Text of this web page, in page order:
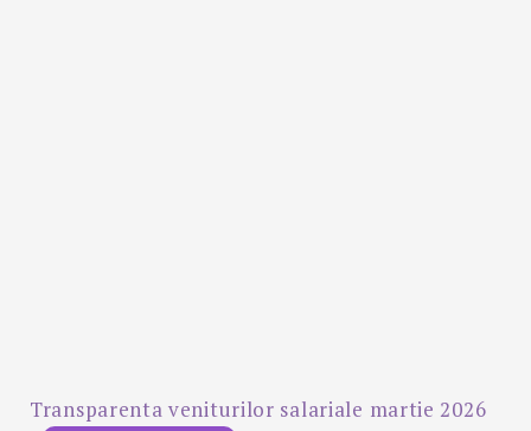
Transparenta veniturilor salariale martie 2026